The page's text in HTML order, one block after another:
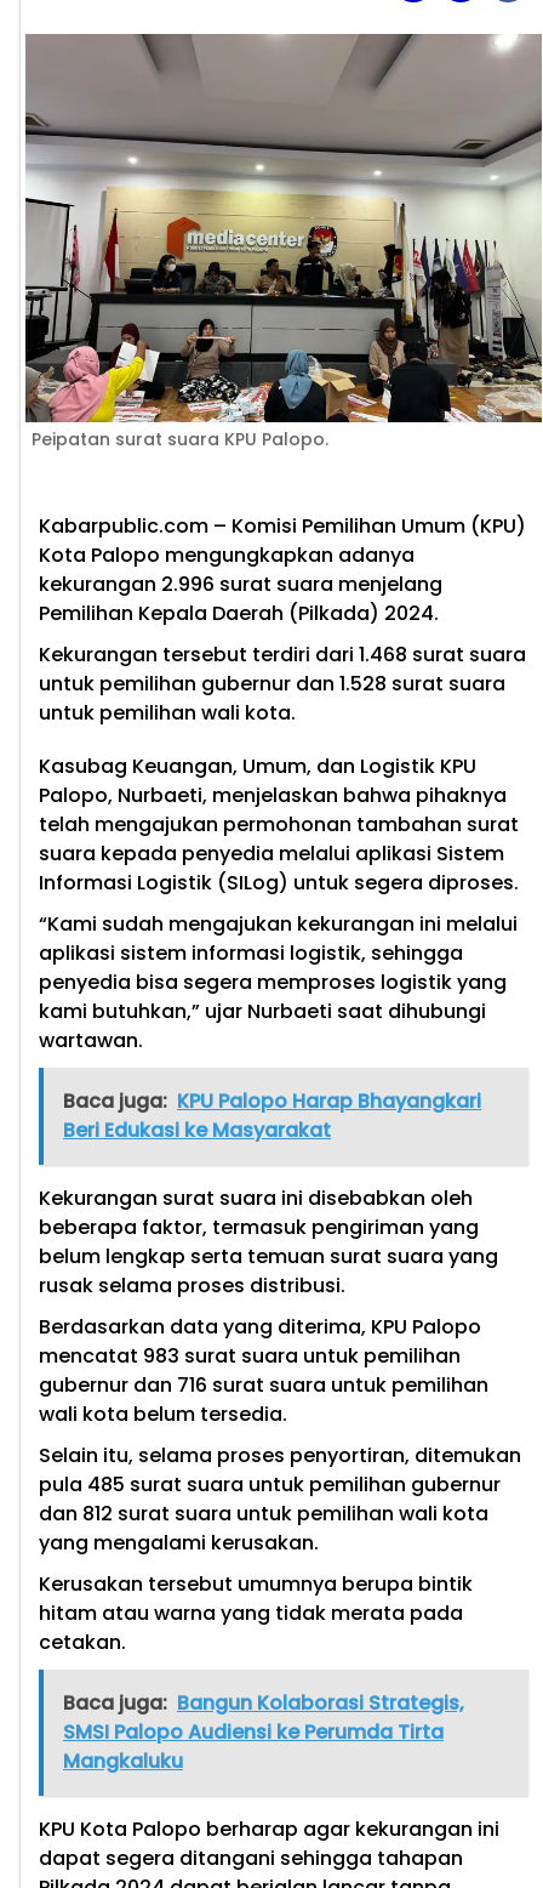
Peipatan surat suara KPU Palopo.
Kabarpublic.com – Komisi Pemilihan Umum (KPU)
Kota Palopo mengungkapkan adanya
kekurangan 2.996 surat suara menjelang
Pemilihan Kepala Daerah (Pilkada) 2024.
Kekurangan tersebut terdiri dari 1.468 surat suara
untuk pemilihan gubernur dan 1.528 surat suara
untuk pemilihan wali kota.
Kasubag Keuangan, Umum, dan Logistik KPU
Palopo, Nurbaeti, menjelaskan bahwa pihaknya
telah mengajukan permohonan tambahan surat
suara kepada penyedia melalui aplikasi Sistem
Informasi Logistik (SILog) untuk segera diproses.
“Kami sudah mengajukan kekurangan ini melalui
aplikasi sistem informasi logistik, sehingga
penyedia bisa segera memproses logistik yang
kami butuhkan,” ujar Nurbaeti saat dihubungi
wartawan.
Baca juga: KPU Palopo Harap Bhayangkari
Beri Edukasi ke Masyarakat
Kekurangan surat suara ini disebabkan oleh
beberapa faktor, termasuk pengiriman yang
belum lengkap serta temuan surat suara yang
rusak selama proses distribusi.
Berdasarkan data yang diterima, KPU Palopo
mencatat 983 surat suara untuk pemilihan
gubernur dan 716 surat suara untuk pemilihan
wali kota belum tersedia.
Selain itu, selama proses penyortiran, ditemukan
pula 485 surat suara untuk pemilihan gubernur
dan 812 surat suara untuk pemilihan wali kota
yang mengalami kerusakan.
Kerusakan tersebut umumnya berupa bintik
hitam atau warna yang tidak merata pada
cetakan.
Baca juga: Bangun Kolaborasi Strategis,
SMSI Palopo Audiensi ke Perumda Tirta
Mangkaluku
KPU Kota Palopo berharap agar kekurangan ini
dapat segera ditangani sehingga tahapan